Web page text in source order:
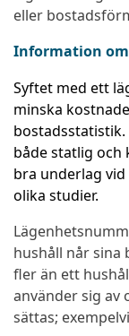
eller
Information
Syftet med ett
minska
både statlig
bra underlag
olika studier.
hushåll når sina
fler än ett
använder sig av
sättas;